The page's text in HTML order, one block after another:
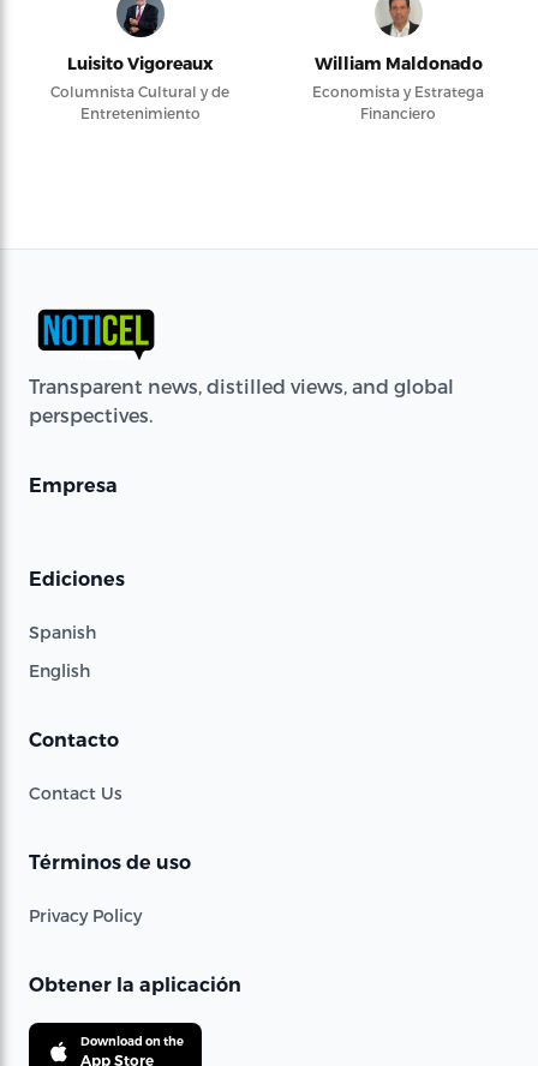
Luisito Vigoreaux
Columnista Cultural y de
Entretenimiento
William Maldonado
Economista y Estratega
Financiero
Transparent news, distilled views, and global
perspectives.
Empresa
Ediciones
Spanish
English
Contacto
Contact Us
Términos de uso
Privacy Policy
Obtener la aplicación
Download on the
App Store